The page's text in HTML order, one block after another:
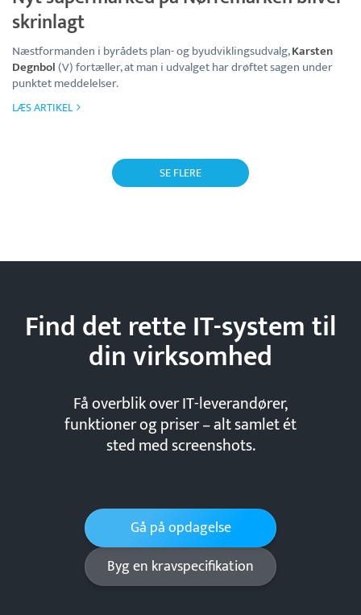
skrinlagt
Næstformanden i byrådets plan- og byudviklingsudvalg,Karsten
Degnbol(V) fortæller, at man i udvalget har drøftet sagen under
punktet meddelelser.
LÆS ARTIKEL
SE FLERE
Find det rette IT-system til
dinvirksomhed
Få overblik over IT-leverandører,
funktioner og priser – alt samlet ét
sted med screenshots.
Gå på opdagelse
Byg en kravspecifikation